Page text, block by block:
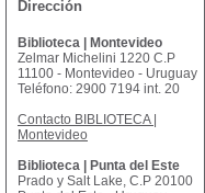
Dirección
Biblioteca | Montevideo
Zelmar Michelini 1220 C.P
11100 - Montevideo - Uruguay
Teléfono: 2900 7194 int. 20
Contacto BIBLIOTECA |
Montevideo
Biblioteca | Punta del Este
Prado y Salt Lake, C.P 20100